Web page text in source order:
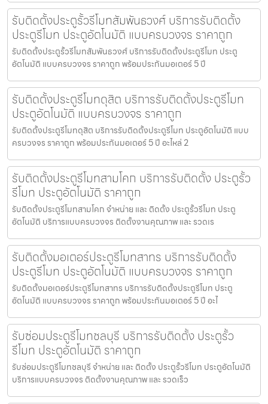
รับติดตั้งประตูรั้วรีโมทสัมพันธวงศ์ บริการรับติดตั้ง
ประตูรีโมท ประตูอัตโนมัติ แบบครบวงจร ราคาถูก
รับติดตั้งประตูรั้วรีโมทสัมพันธวงศ์ บริการรับติดตั้งประตูรีโมท ประตู
อัตโนมัติ แบบครบวงจร ราคาถูก พร้อมประกันมอเตอร์ 5 ปี
รับติดตั้งประตูรีโมทดุสิต บริการรับติดตั้งประตูรีโมท
ประตูอัตโนมัติ แบบครบวงจร ราคาถูก
รับติดตั้งประตูรีโมทดุสิต บริการรับติดตั้งประตูรีโมท ประตูอัตโนมัติ แบบ
ครบวงจร ราคาถูก พร้อมประกันมอเตอร์ 5 ปี อะไหล่ 2
รับติดตั้งประตูรีโมทสามโคก บริการรับติดตั้ง ประตูรั้ว
รีโมท ประตูอัตโนมัติ ราคาถูก
รับติดตั้งประตูรีโมทสามโคก จำหน่าย และ ติดตั้ง ประตูรั้วรีโมท ประตู
อัตโนมัติ บริการแบบครบวงจร ติดตั้งงานคุณภาพ และ รวดเร
รับติดตั้งมอเตอร์ประตูรีโมทสาทร บริการรับติดตั้ง
ประตูรีโมท ประตูอัตโนมัติ แบบครบวงจร ราคาถูก
รับติดตั้งมอเตอร์ประตูรีโมทสาทร บริการรับติดตั้งประตูรีโมท ประตู
อัตโนมัติ แบบครบวงจร ราคาถูก พร้อมประกันมอเตอร์ 5 ปี อะไ
รับซ่อมประตูรีโมทชลบุรี บริการรับติดตั้ง ประตูรั้ว
รีโมท ประตูอัตโนมัติ ราคาถูก
รับซ่อมประตูรีโมทชลบุรี จำหน่าย และ ติดตั้ง ประตูรั้วรีโมท ประตูอัตโนมัติ
บริการแบบครบวงจร ติดตั้งงานคุณภาพ และ รวดเร็ว